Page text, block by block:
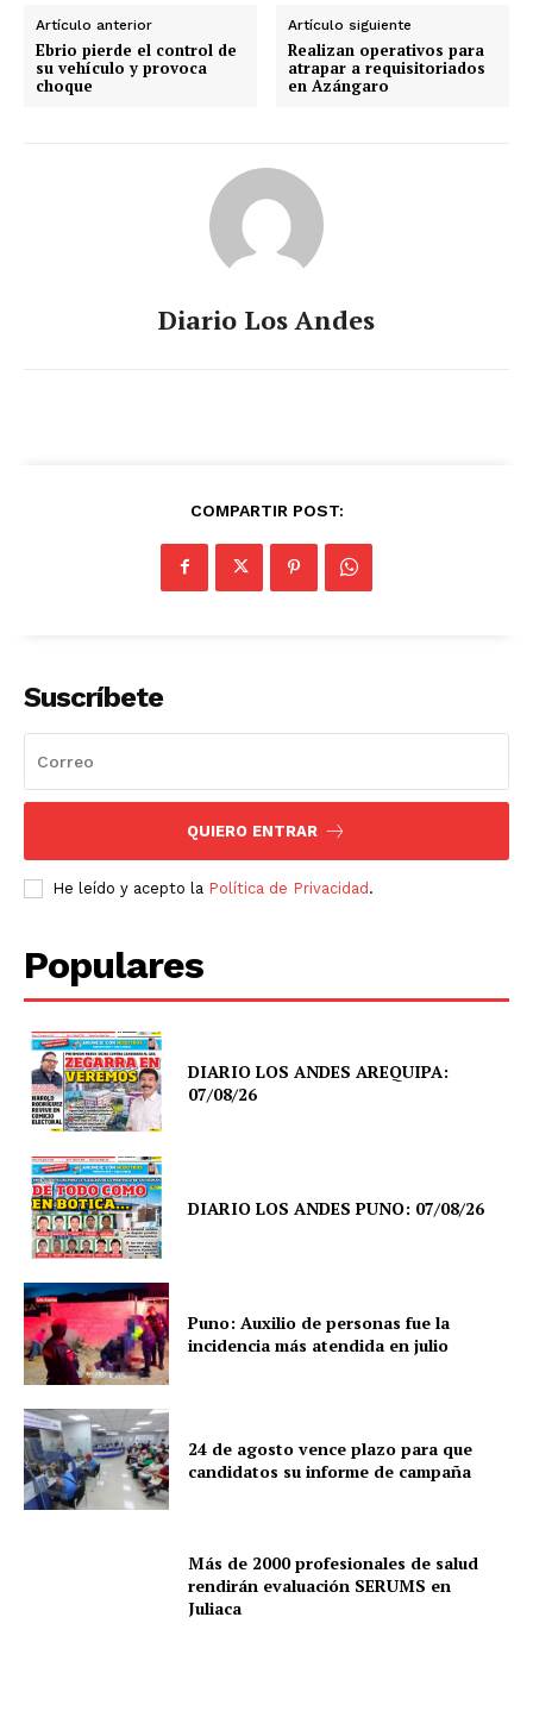
Artículo anterior
Ebrio pierde el control de
su vehículo y provoca
choque
Artículo siguiente
Realizan operativos para
atrapar a requisitoriados
en Azángaro
Diario Los Andes
COMPARTIR POST:
Suscríbete
QUIERO ENTRAR
He leído y acepto la Política de Privacidad.
Populares
DIARIO LOS ANDES AREQUIPA:
07/08/26
DIARIO LOS ANDES PUNO: 07/08/26
Puno: Auxilio de personas fue la
incidencia más atendida en julio
24 de agosto vence plazo para que
candidatos su informe de campaña
Más de 2000 profesionales de salud
rendirán evaluación SERUMS en
Juliaca